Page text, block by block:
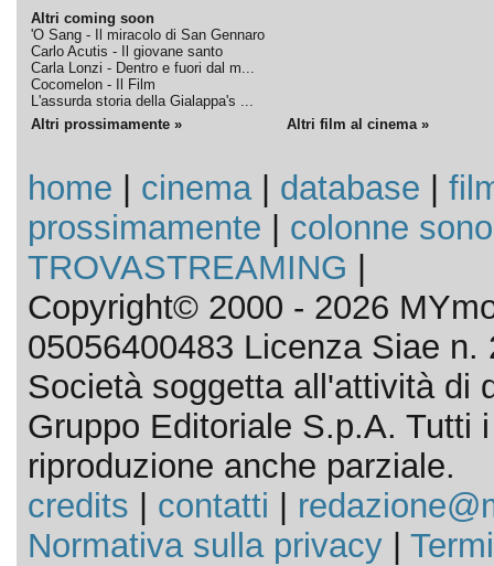
Altri coming soon
'O Sang - Il miracolo di San Gennaro
Carlo Acutis - Il giovane santo
Carla Lonzi - Dentro e fuori dal m...
Cocomelon - Il Film
L'assurda storia della Gialappa's ...
Altri prossimamente » Altri film al cinema »
home cinema| database
prossimamente
colonne
TROVASTREAMING
Copyright© 2000 - 2026
05056400483 Licenza Siae n.
Società soggetta all'attività di
Gruppo Editoriale S.p.A. Tutti
riproduzione anche parziale.
credits
contatti
Normativa sulla privacy|